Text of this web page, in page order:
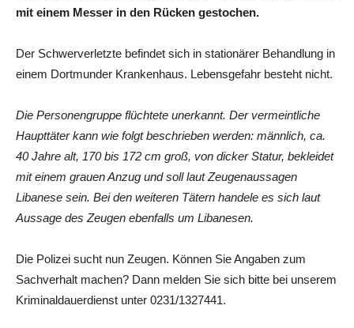
mit einem Messer in den Rücken gestochen.
Der Schwerverletzte befindet sich in stationärer Behandlung in
einem Dortmunder Krankenhaus. Lebensgefahr besteht nicht.
Die Personengruppe flüchtete unerkannt. Der vermeintliche
Haupttäter kann wie folgt beschrieben werden: männlich, ca.
40 Jahre alt, 170 bis 172 cm groß, von dicker Statur, bekleidet
mit einem grauen Anzug und soll laut Zeugenaussagen
Libanese sein. Bei den weiteren Tätern handele es sich laut
Aussage des Zeugen ebenfalls um Libanesen.
Die Polizei sucht nun Zeugen. Können Sie Angaben zum
Sachverhalt machen? Dann melden Sie sich bitte bei unserem
Kriminaldauerdienst unter 0231/1327441.